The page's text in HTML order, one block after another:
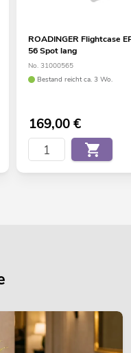
ROADINGER Flightcase
56 Spot lang
No. 31000565
Bestand reicht ca. 3 Wo.
169,00€